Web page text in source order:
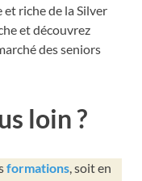
et riche de la Silver
et découvrez
des seniors
loin ?
formations, soit en